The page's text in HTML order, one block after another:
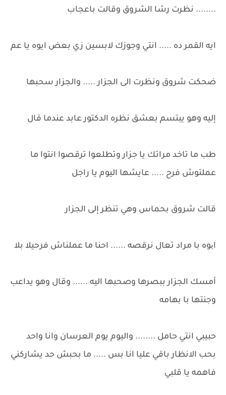
........ نظرت رشا الشروق وقالت باعجاب
ايه القمر ده ..... انتي وجوزك لابسين زي بعض ايوه يا عم
ضحكت شروق ونظرت الى الجزار ..... والجزار سحبها
إليه وهو يبتسم بعشق نظره الدكتور عابد عندما قال
طب ما تاخد مراتك يا جزار وتطلعوا ترقصوا انتوا ما
عملتوش فرح ..... عايشها اليوم يا راجل
قالت شروق بحماس وهي تنظر إلى الجزار
ایوه با مراد تعال نرقصه ...... احنا ما عملناش فرحيلا بلا
أمسك الجزار ببصرها وصحبها اليه ...... وقال وهو يداعب
وجنتها با بهامه
حبيبي انتي حامل ........ واليوم يوم العرسان وانا واحد
بحب الانظار باقي عليا انا بس ..... ما بحبش حد يشاركني
فاهمه يا قلبي